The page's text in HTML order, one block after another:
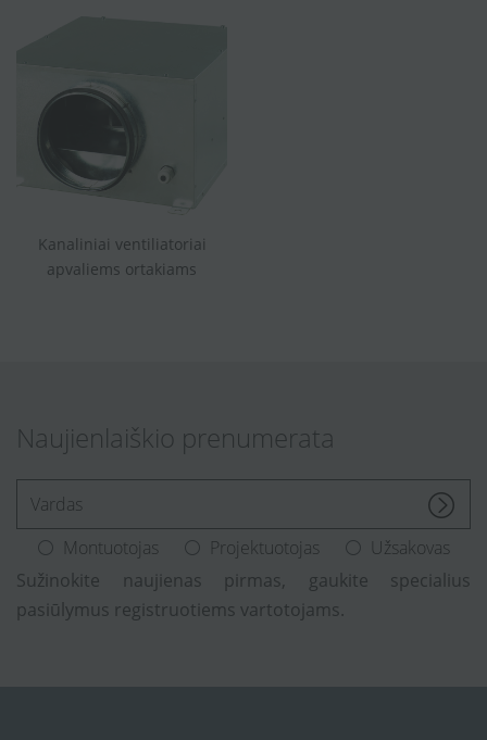
Kanaliniai ventiliatoriai
apvaliems ortakiams
Naujienlaiškio prenumerata
Montuotojas Projektuotojas
Užsakovas
Sužinokite naujienas pirmas, gaukite specialius
pasiūlymus registruotiems vartotojams.